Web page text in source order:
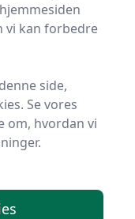
vi kan forbedre
side,
Se vores
om, hvordan vi